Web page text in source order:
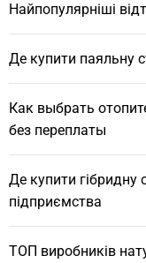
Найпопулярніші
Де купити паяльну
Как выбрать
без переплаты
Де купити гібридну
підприємства
ТОП виробників